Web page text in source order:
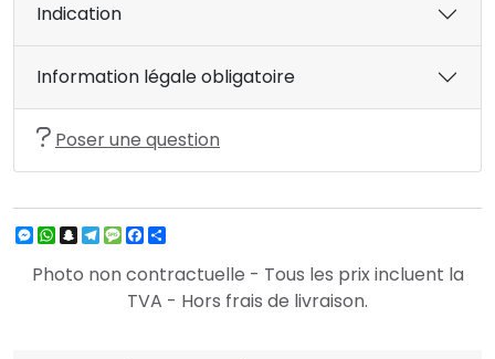
Indication
Information légale obligatoire
Poser une question
Messenger
WhatsApp
Snapchat
Telegram
Message
Facebook
Photo non contractuelle - Tous les prix incluent la
TVA - Hors frais de livraison.